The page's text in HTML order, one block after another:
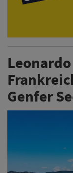
Genfer